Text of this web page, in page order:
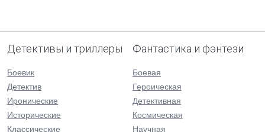
Детективы и триллеры
Боевик
Детектив
Иронические
Исторические
Классические
Фантастика и фэнтези
Боевая
Героическая
Детективная
Космическая
Научная